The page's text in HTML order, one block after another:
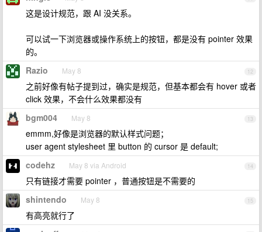
这是设计规范，跟 AI 没关系。
可以试一下浏览器或操作系统上的按钮，都是没有 pointer 效果
的。
12
Razio May 8
之前好像有帖子提到过，确实是规范，但基本都会有 hover 或者
click 效果，不会什么效果都没有
13
bgm004 May 8
emmm,好像是浏览器的默认样式问题；
user agent stylesheet 里 button 的 cursor 是 default;
14
codehz May 8 via Android
只有链接才需要 pointer ，普通按钮是不需要的
15
shintendo May 8
有高亮就行了